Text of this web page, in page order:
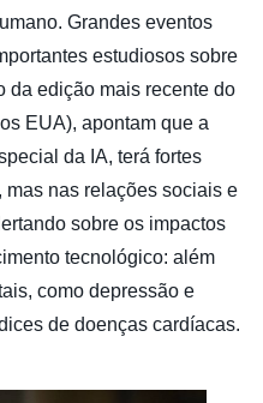
Grandes eventos
estudiosos sobre
da edição mais recente do
EUA), apontam que a
da IA, terá fortes
nas relações sociais e
sobre os impactos
tecnológico: além
como depressão e
de doenças cardíacas.